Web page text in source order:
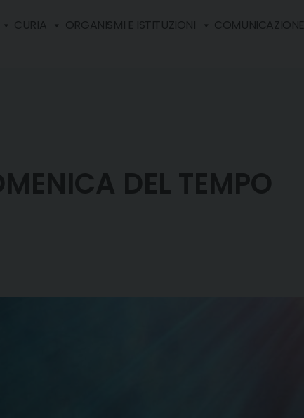
CURIA ORGANISMI E ISTITUZIONI COMUNICAZIONE
DEL TEMPO